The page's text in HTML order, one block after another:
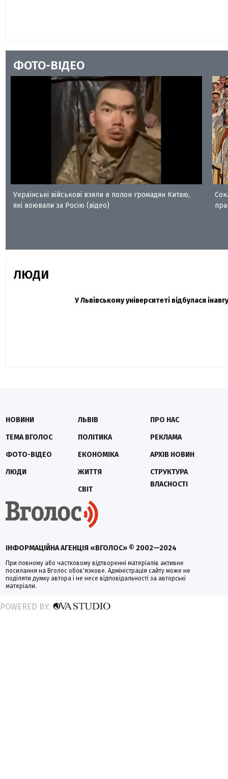
ФОТО-ВІДЕО
Українські військові взяли в полон громадян Китаю,
які воювали за Росію (відео)
ЛЮДИ
Павло Дак
Захисник "Азовсталі" Діанов вдруге
У Львівському університеті відбулася
ІНФОРМАЦІЙНА АГЕНЦІЯ «ВГОЛОС» © 2002—2024
При повному або частковому відтворенні матеріалів активне
посилання на Вголос обов'язкове. Адміністрація сайту може не
поділяти думку автора і не несе відповідальності за авторські
матеріали.
НОВИНИ
ТЕМА ВГОЛОС
ФОТО-ВІДЕО
ЛЮДИ
ЛЬВІВ
ПОЛІТИКА
ЕКОНОМІКА
ЖИТТЯ
СВІТ
ПРО НАС
РЕКЛАМА
АРХІВ НОВИН
СТРУКТУРА
ВЛАСНОСТІ
POWERED BY: